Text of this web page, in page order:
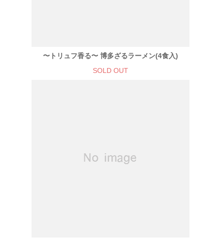
〜トリュフ香る〜 博多ざるラーメン(4食入)
SOLD OUT